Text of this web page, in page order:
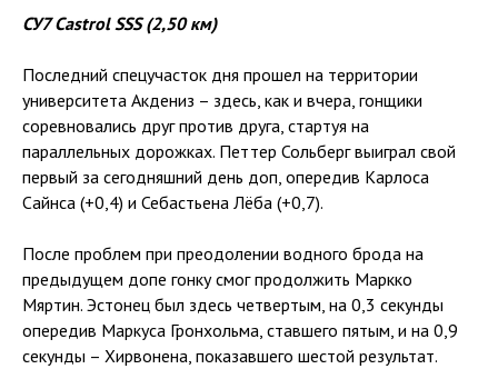
СУ7 Castrol SSS (2,50 км)
Последний спецучасток дня прошел на территории
университета Акдениз – здесь, как и вчера, гонщики
соревновались друг против друга, стартуя на
параллельных дорожках. Петтер Сольберг выиграл свой
первый за сегодняшний день доп, опередив Карлоса
Сайнса (+0,4) и Себастьена Лёба (+0,7).
После проблем при преодолении водного брода на
предыдущем допе гонку смог продолжить Маркко
Мяртин. Эстонец был здесь четвертым, на 0,3 секунды
опередив Маркуса Гронхольма, ставшего пятым, и на 0,9
секунды – Хирвонена, показавшего шестой результат.